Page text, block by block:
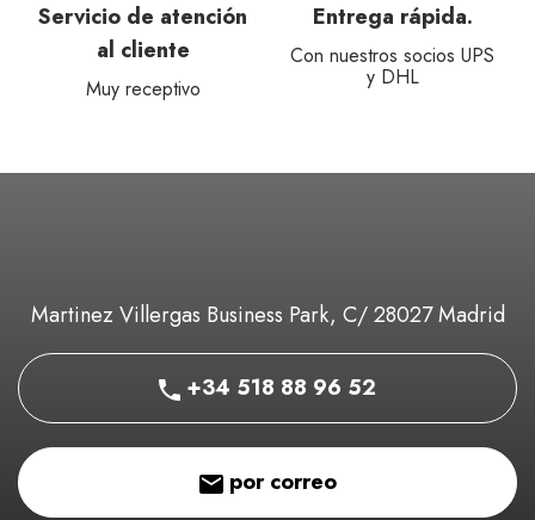
Servicio de atención
al cliente
Muy receptivo
Entrega rápida.
Con nuestros socios UPS
y DHL
Martinez Villergas Business Park, C/ 28027 Madrid
+34 518 88 96 52
por correo